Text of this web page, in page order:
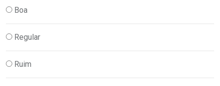
Boa
Regular
Ruim